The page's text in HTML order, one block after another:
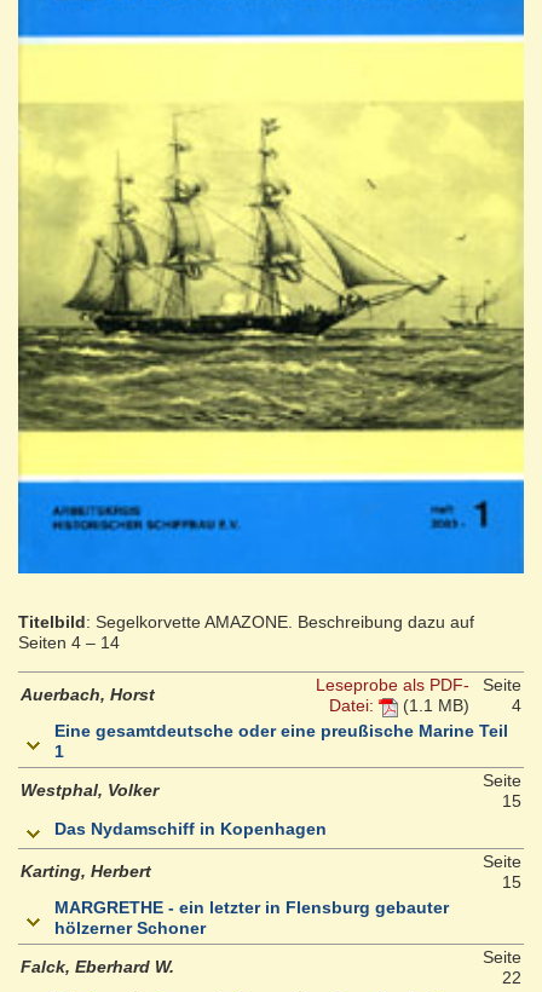
Titelbild: Segelkorvette AMAZONE. Beschreibung dazu auf
Seiten 4 – 14
Auerbach, Horst
Leseprobe als PDF-
Datei:
(1.1 MB)
Seite
4
Eine gesamtdeutsche oder eine preußische Marine Teil
1
Westphal, Volker
Seite
15
Das Nydamschiff in Kopenhagen
Karting, Herbert
Seite
15
MARGRETHE - ein letzter in Flensburg gebauter
hölzerner Schoner
Falck, Eberhard W.
Seite
22